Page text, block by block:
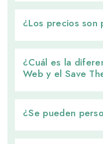
¿Los precios son
¿Cuál es la
Web y el Save
¿Se pueden